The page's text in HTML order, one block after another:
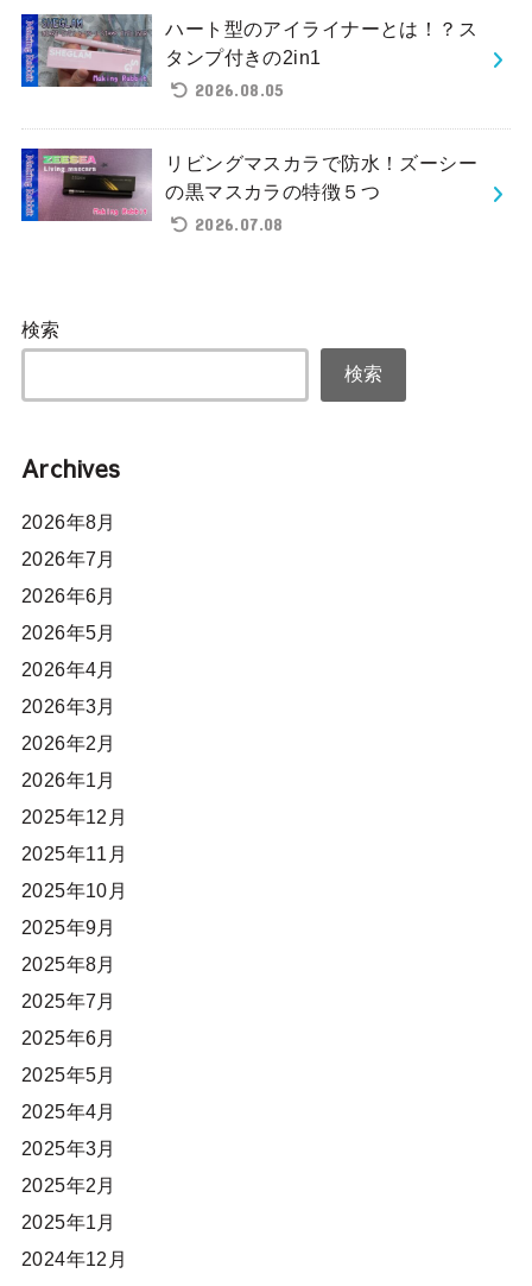
ハート型のアイライナーとは！？ス
タンプ付きの2in1
2026.08.05
リビングマスカラで防水！ズーシー
の黒マスカラの特徴５つ
2026.07.08
検索
検索
Archives
2026年8月
2026年7月
2026年6月
2026年5月
2026年4月
2026年3月
2026年2月
2026年1月
2025年12月
2025年11月
2025年10月
2025年9月
2025年8月
2025年7月
2025年6月
2025年5月
2025年4月
2025年3月
2025年2月
2025年1月
2024年12月